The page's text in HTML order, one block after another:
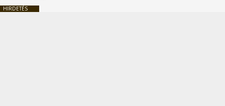
HIRDETÉS